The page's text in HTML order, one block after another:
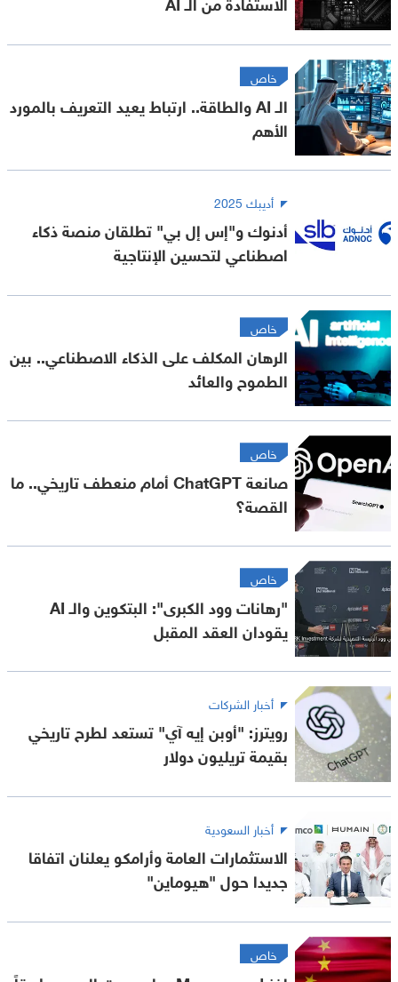
خاص
الـ AI والطاقة.. ارتباط يعيد التعريف بالمورد
الأهم
أديبك 2025
أدنوك و"إس إل بي" تطلقان منصة ذكاء
اصطناعي لتحسين الإنتاجية
خاص
الرهان المكلف على الذكاء الاصطناعي.. بين
الطموح والعائد
خاص
صانعة ChatGPT أمام منعطف تاريخي.. ما
القصة؟
خاص
"رهانات وود الكبرى": البتكوين والـ AI
يقودان العقد المقبل
أخبار الشركات
رويترز: "أوبن إيه آي" تستعد لطرح تاريخي
بقيمة تريليون دولار
أخبار السعودية
الاستثمارات العامة وأرامكو يعلنان اتفاقا
جديدا حول "هيوماين"
خاص